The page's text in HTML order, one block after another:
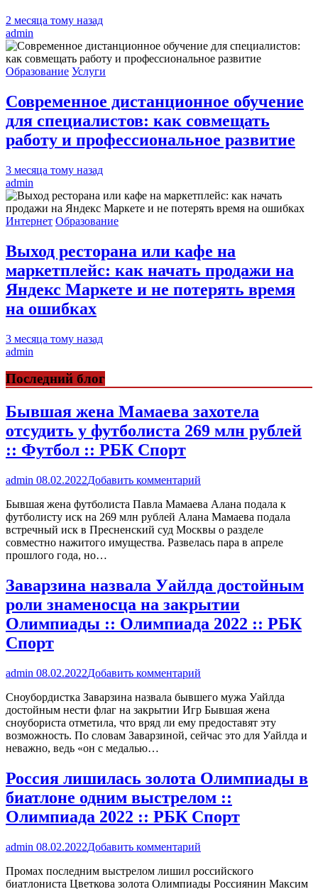
2 месяца тому назад
admin
Образование Услуги
Современное дистанционное обучение
для специалистов: как совмещать
работу и профессиональное развитие
3 месяца тому назад
admin
Интернет Образование
Выход ресторана или кафе на
маркетплейс: как начать продажи на
Яндекс Маркете и не потерять время
на ошибках
3 месяца тому назад
admin
Последний блог
Бывшая жена Мамаева захотела
отсудить у футболиста 269 млн рублей
:: Футбол :: РБК Спорт
admin 08.02.2022Добавить комментарий
Бывшая жена футболиста Павла Мамаева Алана подала к
футболисту иск на 269 млн рублей Алана Мамаева подала
встречный иск в Пресненский суд Москвы о разделе
совместно нажитого имущества. Развелась пара в апреле
прошлого года, но…
Заварзина назвала Уайлда достойным
роли знаменосца на закрытии
Олимпиады :: Олимпиада 2022 :: РБК
Спорт
admin 08.02.2022Добавить комментарий
Сноубордистка Заварзина назвала бывшего мужа Уайлда
достойным нести флаг на закрытии Игр Бывшая жена
сноубориста отметила, что вряд ли ему предоставят эту
возможность. По словам Заварзиной, сейчас это для Уайлда и
неважно, ведь «он с медалью…
Россия лишилась золота Олимпиады в
биатлоне одним выстрелом ::
Олимпиада 2022 :: РБК Спорт
admin 08.02.2022Добавить комментарий
Промах последним выстрелом лишил российского
биатлониста Цветкова золота Олимпиады Россиянин Максим